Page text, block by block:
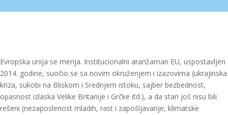
Evropska unija se menja. Institucionalni aranžaman EU, uspostavljen
2014. godine, suočio se sa novim okruženjem i izazovima (ukrajinska
kriza, sukobi na Bliskom i Srednjem istoku, sajber bezbednost,
opasnost izlaska Velike Britanije i Grčke itd.), a da stari još nisu bili
rešeni (nezaposlenost mladih, rast i zapošljavanje, klimatske